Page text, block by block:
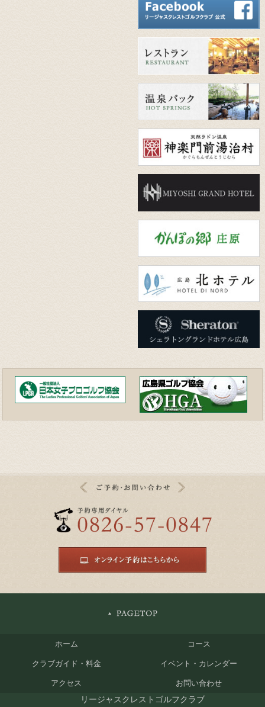
ホーム コース
クラブガイド・料金 イベント・カレンダー
アクセス お問い合わせ
リージャスクレストゴルフクラブ